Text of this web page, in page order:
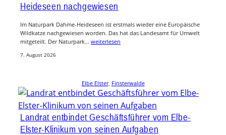
Heideseen nachgewiesen
Im Naturpark Dahme-Heideseen ist erstmals wieder eine Europäische
Wildkatze nachgewiesen worden. Das hat das Landesamt für Umwelt
mitgeteilt. Der Naturpark… weiterlesen
7. August 2026
Elbe Elster, Finsterwalde
Landrat entbindet Geschäftsführer vom Elbe-
Elster-Klinikum von seinen Aufgaben